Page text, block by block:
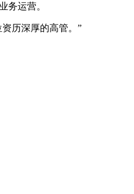
务运营。
历深厚的高管。”